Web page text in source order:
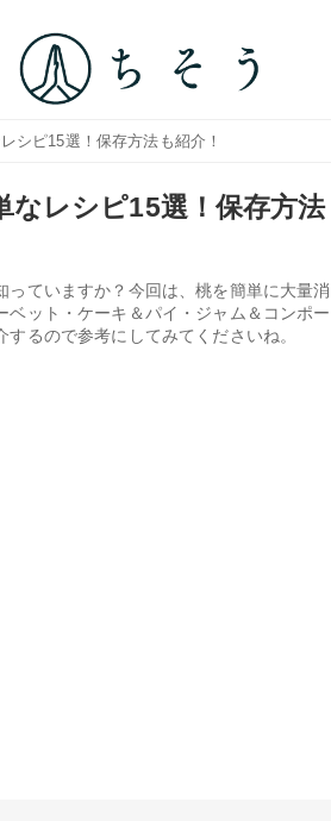
シピ15選！保存方法も紹介！
なレシピ15選！保存方法
っていますか？今回は、桃を簡単に大量消
ット・ケーキ＆パイ・ジャム＆コンポー
るので参考にしてみてくださいね。